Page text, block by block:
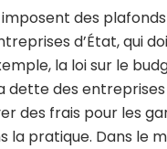
des
d’État, qui
la loi sur le
dette des entreprises
des frais pour les
la pratique. Dans le